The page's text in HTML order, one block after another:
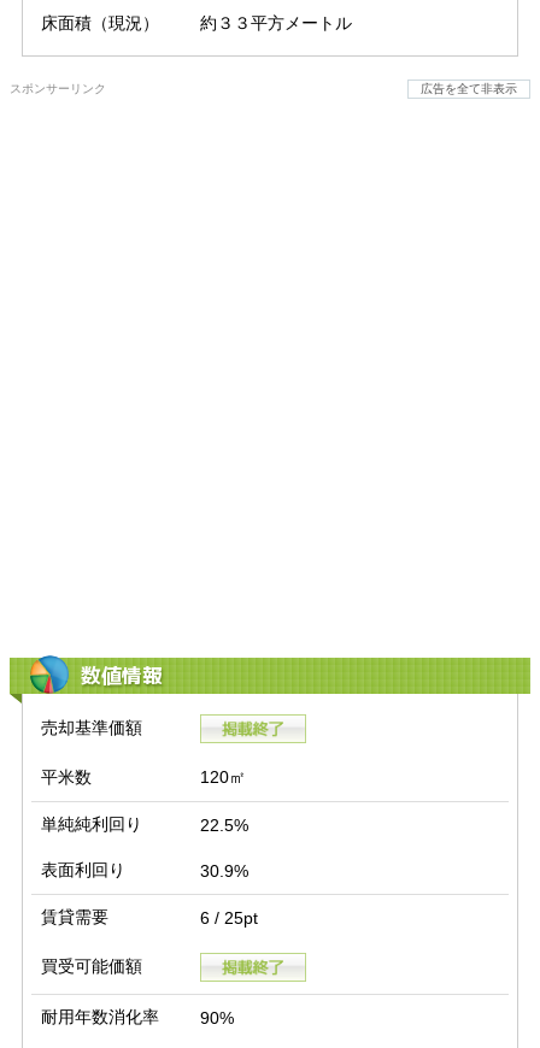
床面積（現況） 約３３平方メートル
スポンサーリンク 広告を全て非表示
数値情報
売却基準価額
平米数 120㎡
単純純利回り 22.5%
表面利回り 30.9%
賃貸需要 6 / 25pt
買受可能価額
耐用年数消化率 90%